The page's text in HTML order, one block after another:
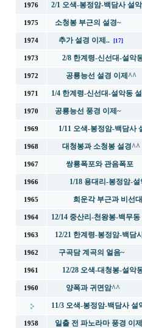
1976 2/1 오색-봉정암-백담사 설
1975 소청봉 부근의 설경~
1974 추가 설경 이제.. [17]
1973 2/8 한계령-신선대-설악
1972 공룡능선 설경 이제^^
1971 1/4 한계령-신선대-설악동
1970 공룡능선 풍경 이제~
1969 1/11 오색-봉정암-백담사
1968 대청봉과 소청봉 설경^^
1967 쌍룡폭포와 관음폭포
1966 1/18 용대리-봉정암-
1965 희운각 부근과 비선
1964 12/14 중산리-천왕봉-백무
1963 12/21 한계령-봉정암-백담
1962 구곡담 계곡의 얼음~
1961 12/28 오색-대청봉-설악
1960 양폭과 귀면암^^
11/3 오색-봉정암-백담사
1958 일출 전 파노라마 풍경 이